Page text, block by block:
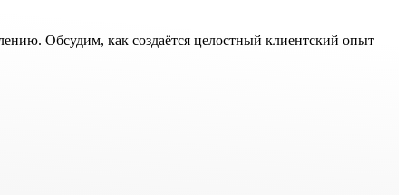
Обсудим, как создаётся целостный клиентский опыт